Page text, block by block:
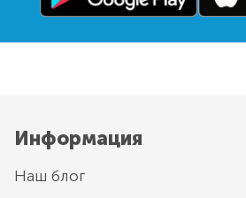
Информация
Наш блог